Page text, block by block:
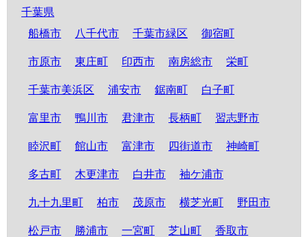
千葉県
船橋市
八千代市 千葉市緑区 御宿町
市原市 東庄町 印西市 南房総市 栄町
千葉市美浜区 浦安市 鋸南町 白子町
富里市 鴨川市 君津市 長柄町 習志野市
睦沢町 館山市 富津市 四街道市 神崎町
多古町 木更津市 白井市 袖ケ浦市
九十九里町 柏市 茂原市 横芝光町 野田市
松戸市 勝浦市 一宮町 芝山町 香取市